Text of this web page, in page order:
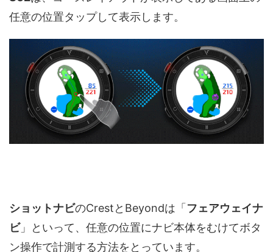
任意の位置タップして表示します。
ショットナビのCrestとBeyondは「 フェアウェイナ
ビ」といって、任意の位置にナビ本体をむけてボタ
ン操作で計測する方法をとっています。